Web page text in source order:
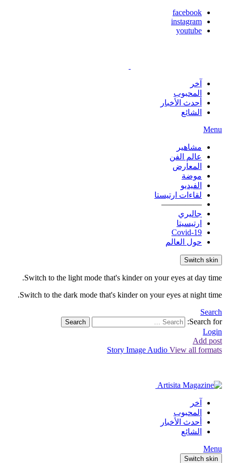
facebook
instagram
youtube
آخر
المحبوب
أحدث الأخبار
الشائع
Menu
مشاهير
عالم الفن
المعارض
موضة
الفيديو
لقاءات ارتيستا
—————
جاليري
ارتيسيتا
Covid-19
حول العالم
Switch skin
Switch to the light mode that's kinder on your eyes at day time.
Switch to the dark mode that's kinder on your eyes at night time.
Search
Search for:
Search
Login
Add post
Story Image Audio View all formats
آخر
المحبوب
أحدث الأخبار
الشائع
Menu
Switch skin